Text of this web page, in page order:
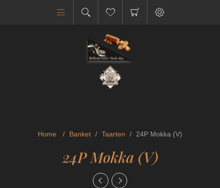
Home / Banket / Taarten / 24P Mokka (V)
24P Mokka (V)